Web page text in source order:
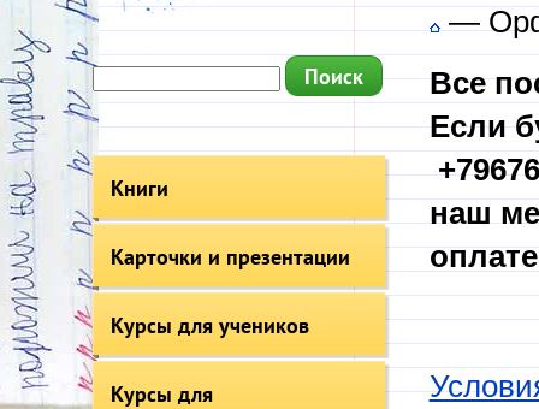
Книги
Карточки и презентации
Курсы для учеников
Курсы для
—
Все
Если
наш